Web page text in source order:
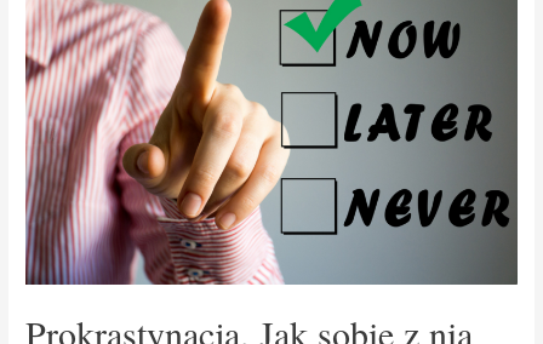
Prokrastynacja. Jak sobie z nią